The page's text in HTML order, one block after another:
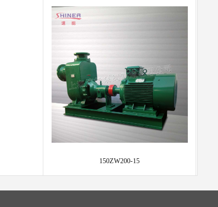
150ZW200-15